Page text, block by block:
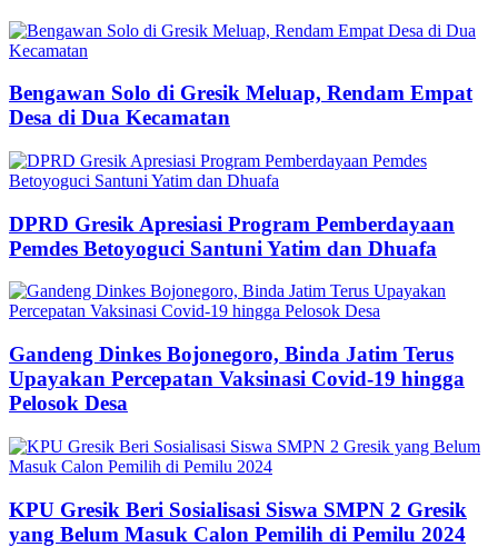
Bengawan Solo di Gresik Meluap, Rendam Empat
Desa di Dua Kecamatan
DPRD Gresik Apresiasi Program Pemberdayaan
Pemdes Betoyoguci Santuni Yatim dan Dhuafa
Gandeng Dinkes Bojonegoro, Binda Jatim Terus
Upayakan Percepatan Vaksinasi Covid-19 hingga
Pelosok Desa
KPU Gresik Beri Sosialisasi Siswa SMPN 2 Gresik
yang Belum Masuk Calon Pemilih di Pemilu 2024